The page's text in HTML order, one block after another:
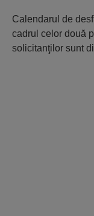
Calendarul de
cadrul celor două
solicitanţilor sunt